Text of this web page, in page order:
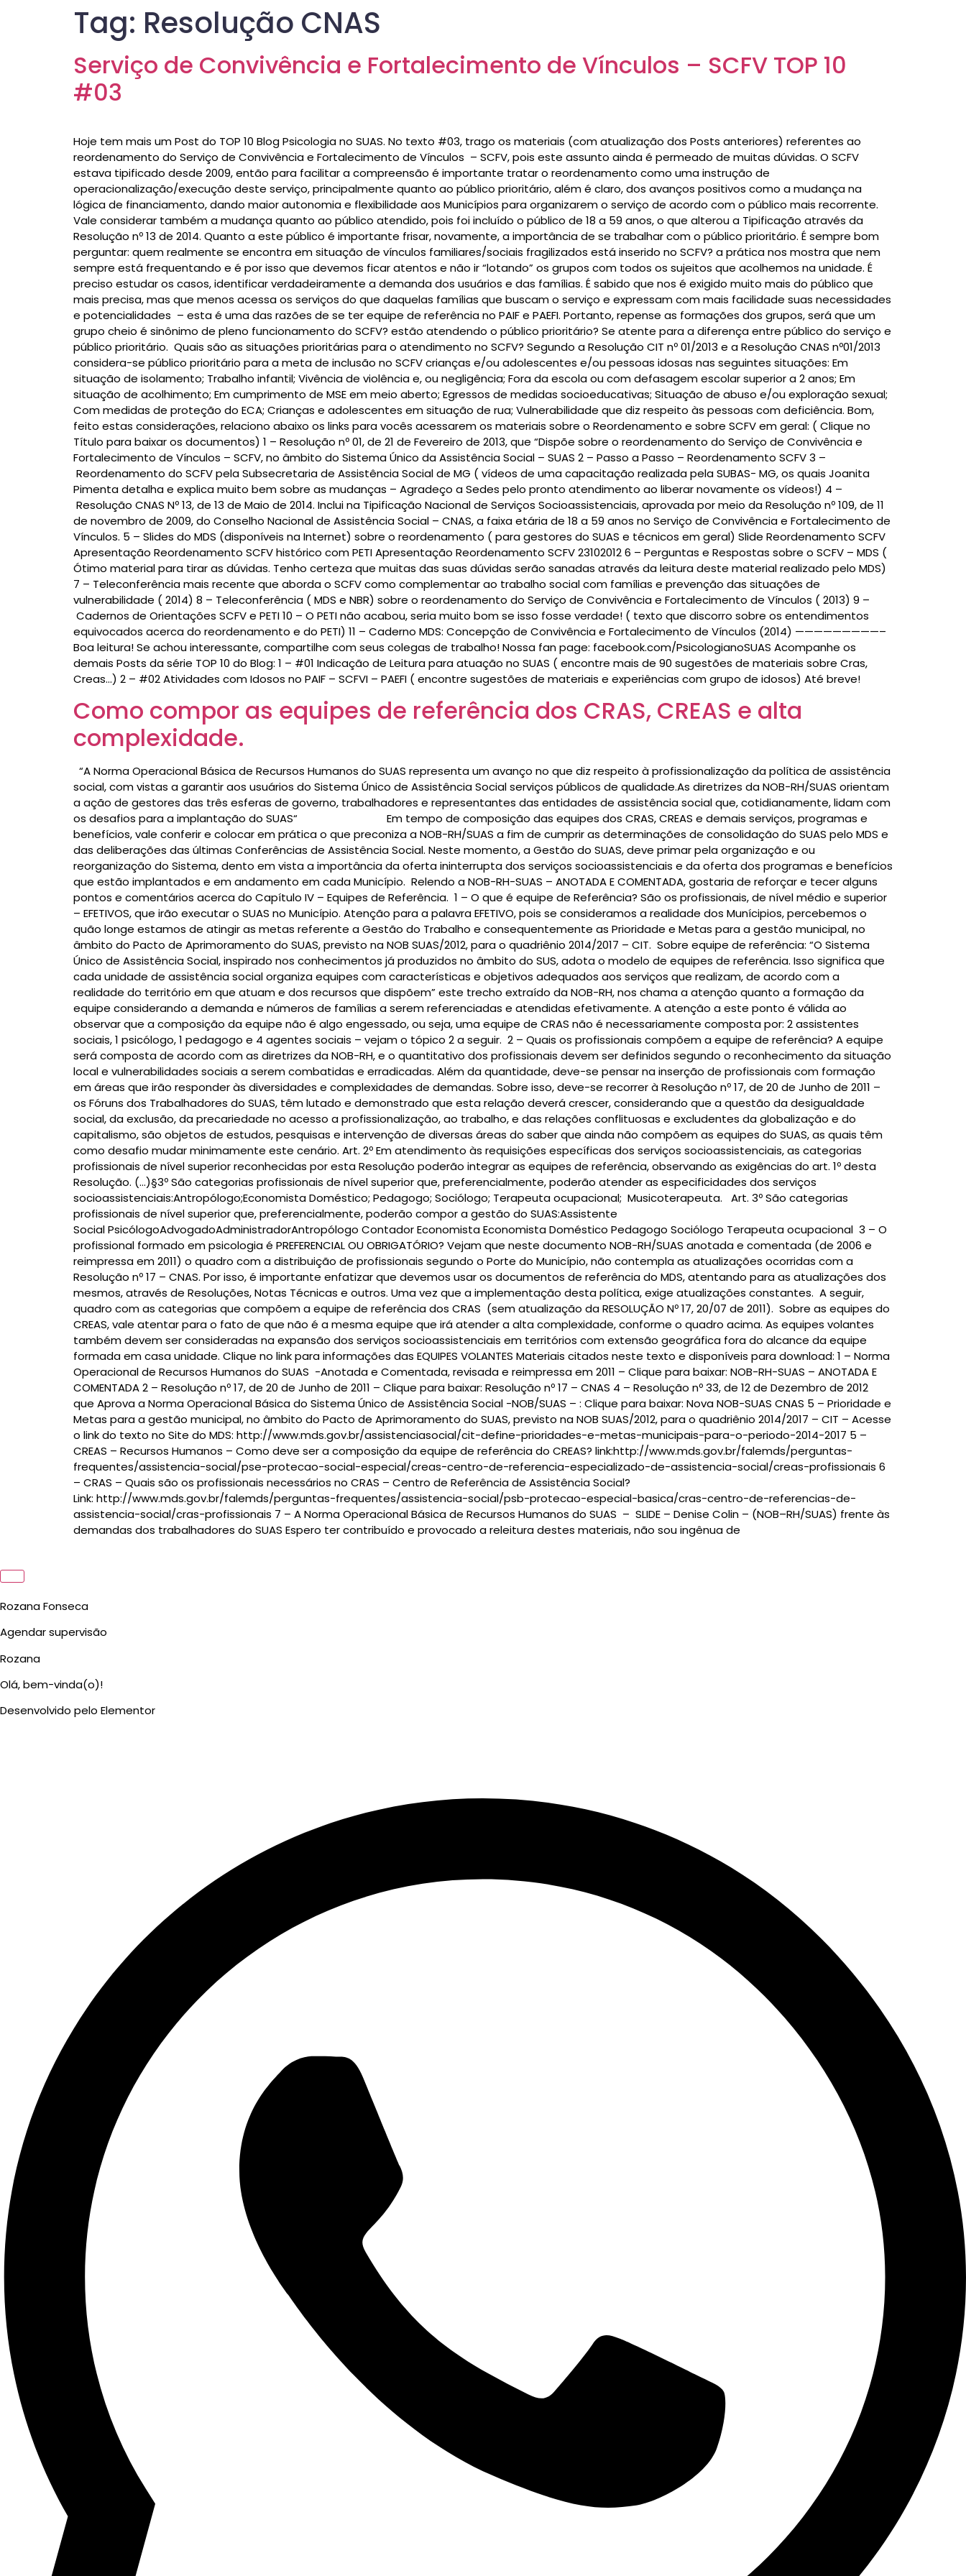
Tag: Resolução CNAS
Serviço de Convivência e Fortalecimento de Vínculos – SCFV TOP 10
#03
Hoje tem mais um Post do TOP 10 Blog Psicologia no SUAS. No texto #03, trago os materiais (com atualização dos Posts anteriores) referentes ao
reordenamento do Serviço de Convivência e Fortalecimento de Vínculos – SCFV, pois este assunto ainda é permeado de muitas dúvidas. O SCFV
estava tipificado desde 2009, então para facilitar a compreensão é importante tratar o reordenamento como uma instrução de
operacionalização/execução deste serviço, principalmente quanto ao público prioritário, além é claro, dos avanços positivos como a mudança na
lógica de financiamento, dando maior autonomia e flexibilidade aos Municípios para organizarem o serviço de acordo com o público mais recorrente.
Vale considerar também a mudança quanto ao público atendido, pois foi incluído o público de 18 a 59 anos, o que alterou a Tipificação através da
Resolução nº 13 de 2014. Quanto a este público é importante frisar, novamente, a importância de se trabalhar com o público prioritário. É sempre bom
perguntar: quem realmente se encontra em situação de vínculos familiares/sociais fragilizados está inserido no SCFV? a prática nos mostra que nem
sempre está frequentando e é por isso que devemos ficar atentos e não ir “lotando” os grupos com todos os sujeitos que acolhemos na unidade. É
preciso estudar os casos, identificar verdadeiramente a demanda dos usuários e das famílias. É sabido que nos é exigido muito mais do público que
mais precisa, mas que menos acessa os serviços do que daquelas famílias que buscam o serviço e expressam com mais facilidade suas necessidades
e potencialidades – esta é uma das razões de se ter equipe de referência no PAIF e PAEFI. Portanto, repense as formações dos grupos, será que um
grupo cheio é sinônimo de pleno funcionamento do SCFV? estão atendendo o público prioritário? Se atente para a diferença entre público do serviço e
público prioritário. Quais são as situações prioritárias para o atendimento no SCFV? Segundo a Resolução CIT nº 01/2013 e a Resolução CNAS nº01/2013
considera-se público prioritário para a meta de inclusão no SCFV crianças e/ou adolescentes e/ou pessoas idosas nas seguintes situações: Em
situação de isolamento; Trabalho infantil; Vivência de violência e, ou negligência; Fora da escola ou com defasagem escolar superior a 2 anos; Em
situação de acolhimento; Em cumprimento de MSE em meio aberto; Egressos de medidas socioeducativas; Situação de abuso e/ou exploração sexual;
Com medidas de proteção do ECA; Crianças e adolescentes em situação de rua; Vulnerabilidade que diz respeito às pessoas com deficiência. Bom,
feito estas considerações, relaciono abaixo os links para vocês acessarem os materiais sobre o Reordenamento e sobre SCFV em geral: ( Clique no
Título para baixar os documentos) 1 – Resolução nº 01, de 21 de Fevereiro de 2013, que “Dispõe sobre o reordenamento do Serviço de Convivência e
Fortalecimento de Vínculos – SCFV, no âmbito do Sistema Único da Assistência Social – SUAS 2 – Passo a Passo – Reordenamento SCFV 3 –
Reordenamento do SCFV pela Subsecretaria de Assistência Social de MG ( vídeos de uma capacitação realizada pela SUBAS- MG, os quais Joanita
Pimenta detalha e explica muito bem sobre as mudanças – Agradeço a Sedes pelo pronto atendimento ao liberar novamente os vídeos!) 4 –
Resolução CNAS Nº 13, de 13 de Maio de 2014. Inclui na Tipificação Nacional de Serviços Socioassistenciais, aprovada por meio da Resolução nº 109, de 11
de novembro de 2009, do Conselho Nacional de Assistência Social – CNAS, a faixa etária de 18 a 59 anos no Serviço de Convivência e Fortalecimento de
Vínculos. 5 – Slides do MDS (disponíveis na Internet) sobre o reordenamento ( para gestores do SUAS e técnicos em geral) Slide Reordenamento SCFV
Apresentação Reordenamento SCFV histórico com PETI Apresentação Reordenamento SCFV 23102012 6 – Perguntas e Respostas sobre o SCFV – MDS (
Ótimo material para tirar as dúvidas. Tenho certeza que muitas das suas dúvidas serão sanadas através da leitura deste material realizado pelo MDS)
7 – Teleconferência mais recente que aborda o SCFV como complementar ao trabalho social com famílias e prevenção das situações de
vulnerabilidade ( 2014) 8 – Teleconferência ( MDS e NBR) sobre o reordenamento do Serviço de Convivência e Fortalecimento de Vínculos ( 2013) 9 –
Cadernos de Orientações SCFV e PETI 10 – O PETI não acabou, seria muito bom se isso fosse verdade! ( texto que discorro sobre os entendimentos
equivocados acerca do reordenamento e do PETI) 11 – Caderno MDS: Concepção de Convivência e Fortalecimento de Vínculos (2014) —————————–
Boa leitura! Se achou interessante, compartilhe com seus colegas de trabalho! Nossa fan page: facebook.com/PsicologianoSUAS Acompanhe os
demais Posts da série TOP 10 do Blog: 1 – #01 Indicação de Leitura para atuação no SUAS ( encontre mais de 90 sugestões de materiais sobre Cras,
Creas…) 2 – #02 Atividades com Idosos no PAIF – SCFVI – PAEFI ( encontre sugestões de materiais e experiências com grupo de idosos) Até breve!
Como compor as equipes de referência dos CRAS, CREAS e alta
complexidade.
“A Norma Operacional Básica de Recursos Humanos do SUAS representa um avanço no que diz respeito à profissionalização da política de assistência
social, com vistas a garantir aos usuários do Sistema Único de Assistência Social serviços públicos de qualidade.As diretrizes da NOB-RH/SUAS orientam
a ação de gestores das três esferas de governo, trabalhadores e representantes das entidades de assistência social que, cotidianamente, lidam com
os desafios para a implantação do SUAS“ Em tempo de composição das equipes dos CRAS, CREAS e demais serviços, programas e
benefícios, vale conferir e colocar em prática o que preconiza a NOB-RH/SUAS a fim de cumprir as determinações de consolidação do SUAS pelo MDS e
das deliberações das últimas Conferências de Assistência Social. Neste momento, a Gestão do SUAS, deve primar pela organização e ou
reorganização do Sistema, dento em vista a importância da oferta ininterrupta dos serviços socioassistenciais e da oferta dos programas e benefícios
que estão implantados e em andamento em cada Município. Relendo a NOB-RH-SUAS – ANOTADA E COMENTADA, gostaria de reforçar e tecer alguns
pontos e comentários acerca do Capítulo IV – Equipes de Referência. 1 – O que é equipe de Referência? São os profissionais, de nível médio e superior
– EFETIVOS, que irão executar o SUAS no Município. Atenção para a palavra EFETIVO, pois se consideramos a realidade dos Munícipios, percebemos o
quão longe estamos de atingir as metas referente a Gestão do Trabalho e consequentemente as Prioridade e Metas para a gestão municipal, no
âmbito do Pacto de Aprimoramento do SUAS, previsto na NOB SUAS/2012, para o quadriênio 2014/2017 – CIT. Sobre equipe de referência: “O Sistema
Único de Assistência Social, inspirado nos conhecimentos já produzidos no âmbito do SUS, adota o modelo de equipes de referência. Isso significa que
cada unidade de assistência social organiza equipes com características e objetivos adequados aos serviços que realizam, de acordo com a
realidade do território em que atuam e dos recursos que dispõem” este trecho extraído da NOB-RH, nos chama a atenção quanto a formação da
equipe considerando a demanda e números de famílias a serem referenciadas e atendidas efetivamente. A atenção a este ponto é válida ao
observar que a composição da equipe não é algo engessado, ou seja, uma equipe de CRAS não é necessariamente composta por: 2 assistentes
sociais, 1 psicólogo, 1 pedagogo e 4 agentes sociais – vejam o tópico 2 a seguir. 2 – Quais os profissionais compõem a equipe de referência? A equipe
será composta de acordo com as diretrizes da NOB-RH, e o quantitativo dos profissionais devem ser definidos segundo o reconhecimento da situação
local e vulnerabilidades sociais a serem combatidas e erradicadas. Além da quantidade, deve-se pensar na inserção de profissionais com formação
em áreas que irão responder às diversidades e complexidades de demandas. Sobre isso, deve-se recorrer à Resolução nº 17, de 20 de Junho de 2011 –
os Fóruns dos Trabalhadores do SUAS, têm lutado e demonstrado que esta relação deverá crescer, considerando que a questão da desigualdade
social, da exclusão, da precariedade no acesso a profissionalização, ao trabalho, e das relações conflituosas e excludentes da globalização e do
capitalismo, são objetos de estudos, pesquisas e intervenção de diversas áreas do saber que ainda não compõem as equipes do SUAS, as quais têm
como desafio mudar minimamente este cenário. Art. 2º Em atendimento às requisições específicas dos serviços socioassistenciais, as categorias
profissionais de nível superior reconhecidas por esta Resolução poderão integrar as equipes de referência, observando as exigências do art. 1º desta
Resolução. (…)§3º São categorias profissionais de nível superior que, preferencialmente, poderão atender as especificidades dos serviços
socioassistenciais:Antropólogo;Economista Doméstico; Pedagogo; Sociólogo; Terapeuta ocupacional; Musicoterapeuta. Art. 3º São categorias
profissionais de nível superior que, preferencialmente, poderão compor a gestão do SUAS:Assistente
Social PsicólogoAdvogadoAdministradorAntropólogo Contador Economista Economista Doméstico Pedagogo Sociólogo Terapeuta ocupacional 3 – O
profissional formado em psicologia é PREFERENCIAL OU OBRIGATÓRIO? Vejam que neste documento NOB-RH/SUAS anotada e comentada (de 2006 e
reimpressa em 2011) o quadro com a distribuição de profissionais segundo o Porte do Município, não contempla as atualizações ocorridas com a
Resolução nº 17 – CNAS. Por isso, é importante enfatizar que devemos usar os documentos de referência do MDS, atentando para as atualizações dos
mesmos, através de Resoluções, Notas Técnicas e outros. Uma vez que a implementação desta política, exige atualizações constantes. A seguir,
quadro com as categorias que compõem a equipe de referência dos CRAS (sem atualização da RESOLUÇÃO Nº 17, 20/07 de 2011). Sobre as equipes do
CREAS, vale atentar para o fato de que não é a mesma equipe que irá atender a alta complexidade, conforme o quadro acima. As equipes volantes
também devem ser consideradas na expansão dos serviços socioassistenciais em territórios com extensão geográfica fora do alcance da equipe
formada em casa unidade. Clique no link para informações das EQUIPES VOLANTES Materiais citados neste texto e disponíveis para download: 1 – Norma
Operacional de Recursos Humanos do SUAS -Anotada e Comentada, revisada e reimpressa em 2011 – Clique para baixar: NOB-RH-SUAS – ANOTADA E
COMENTADA 2 – Resolução nº 17, de 20 de Junho de 2011 – Clique para baixar: Resolução nº 17 – CNAS 4 – Resolução nº 33, de 12 de Dezembro de 2012
que Aprova a Norma Operacional Básica do Sistema Único de Assistência Social -NOB/SUAS – : Clique para baixar: Nova NOB-SUAS CNAS 5 – Prioridade e
Metas para a gestão municipal, no âmbito do Pacto de Aprimoramento do SUAS, previsto na NOB SUAS/2012, para o quadriênio 2014/2017 – CIT – Acesse
o link do texto no Site do MDS: http://www.mds.gov.br/assistenciasocial/cit-define-prioridades-e-metas-municipais-para-o-periodo-2014-2017 5 –
CREAS – Recursos Humanos – Como deve ser a composição da equipe de referência do CREAS? link:http://www.mds.gov.br/falemds/perguntas-
frequentes/assistencia-social/pse-protecao-social-especial/creas-centro-de-referencia-especializado-de-assistencia-social/creas-profissionais 6
– CRAS – Quais são os profissionais necessários no CRAS – Centro de Referência de Assistência Social?
Link: http://www.mds.gov.br/falemds/perguntas-frequentes/assistencia-social/psb-protecao-especial-basica/cras-centro-de-referencias-de-
assistencia-social/cras-profissionais 7 – A Norma Operacional Básica de Recursos Humanos do SUAS – SLIDE – Denise Colin – (NOB–RH/SUAS) frente às
demandas dos trabalhadores do SUAS Espero ter contribuído e provocado a releitura destes materiais, não sou ingênua de
Rozana Fonseca
Agendar supervisão
Rozana
Olá, bem-vinda(o)!
Desenvolvido pelo Elementor